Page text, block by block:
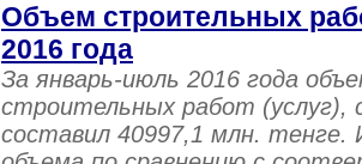
Объем строительных
2016 года
За январь-июль 2016 года
строительных работ (услуг),
составил 40997,1 млн. тенге.